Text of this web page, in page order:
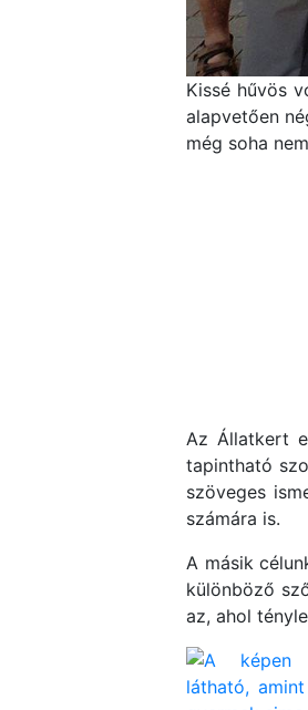
Kissé hűvös
alapvetően
még soha
Az Állatkert
tapintható
szöveges
számára is.
A másik
különböző
az, ahol